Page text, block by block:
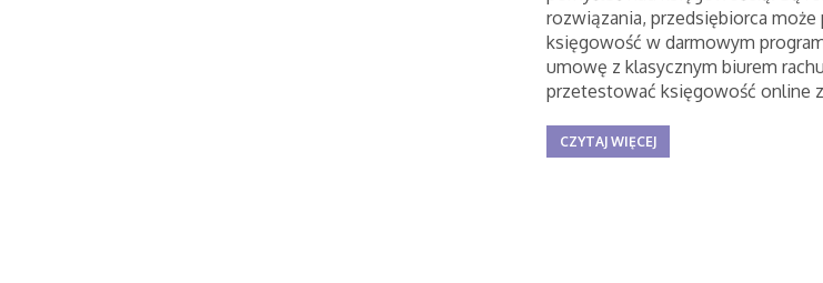
rozwiązania, przedsiębiorca może
księgowość w darmowym
umowę z klasycznym biurem
przetestować księgowość online
CZYTAJ WIĘCEJ